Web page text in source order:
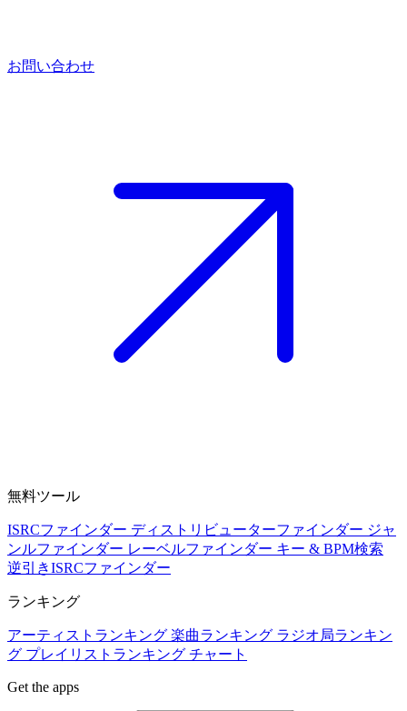
お問い合わせ
無料ツール
ISRCファインダー ディストリビューターファインダー ジャ
ンルファインダー レーベルファインダー キー & BPM検索
逆引きISRCファインダー
ランキング
アーティストランキング 楽曲ランキング ラジオ局ランキン
グ プレイリストランキング チャート
Get the apps